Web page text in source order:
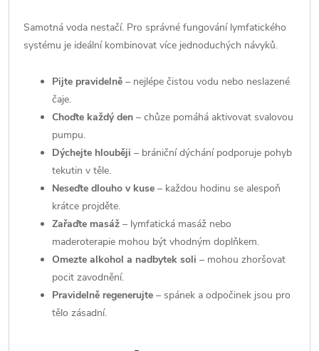
Samotná voda nestačí. Pro správné fungování lymfatického
systému je ideální kombinovat více jednoduchých návyků.
Pijte pravidelně – nejlépe čistou vodu nebo neslazené
čaje.
Choďte každý den – chůze pomáhá aktivovat svalovou
pumpu.
Dýchejte hlouběji – brániční dýchání podporuje pohyb
tekutin v těle.
Neseďte dlouho v kuse – každou hodinu se alespoň
krátce projděte.
Zařaďte masáž – lymfatická masáž nebo
maderoterapie mohou být vhodným doplňkem.
Omezte alkohol a nadbytek soli – mohou zhoršovat
pocit zavodnění.
Pravidelně regenerujte – spánek a odpočinek jsou pro
tělo zásadní.